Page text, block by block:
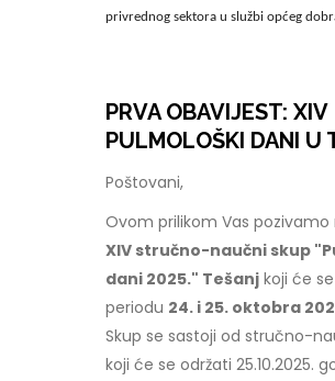
privrednog sektora u službi općeg
PRVA OBAVIJEST: XIV
PULMOLOŠKI DANI U
Poštovani,
Ovom prilikom Vas pozivamo
XIV stručno-naučni skup
dani 2025." Tešanj koji će
periodu 24. i 25. oktobra
Skup se sastoji od stručno-
koji će se održati 25.10.2025.